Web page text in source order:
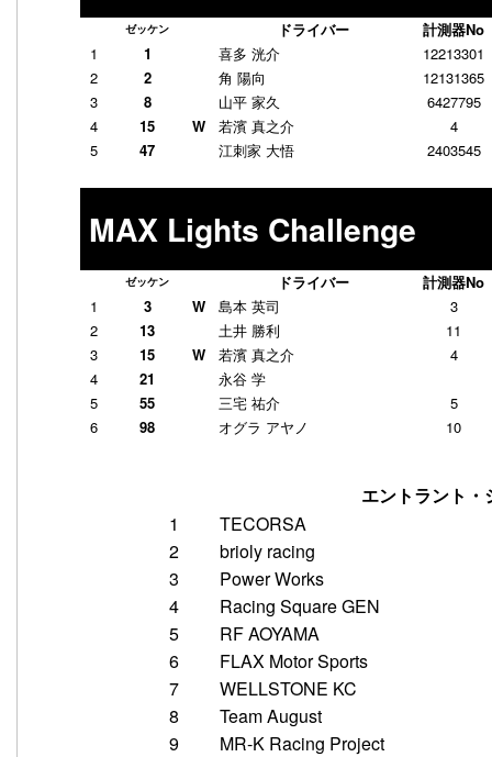
ゼッケン ドライバー
計測器No
1
1 喜多 洸介
12213301
2
2 角 陽向
12131365
3
8 山平 家久
6427795
4
15 W 若濱 真之介
4
5
47 江刺家 大悟 2403545
MAX Lights Challenge
ゼッケン ドライバー
計測器No
1
3 W 島本 英司
3
2
13 土井 勝利
11
3
15 W 若濱 真之介
4
4
21
永谷 学
5
55 三宅 祐介
5
6
98 オグラ アヤノ 10
エントラント・
1
TECORSA
2
brioly racing
3
Power Works
4
Racing Square GEN
5
RF AOYAMA
6
FLAX Motor Sports
7
WELLSTONE KC
8
Team August
9
MR-K Racing Project